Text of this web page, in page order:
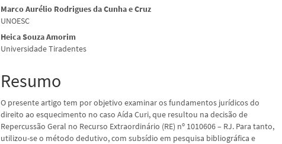
Conteúdo
do
artigo
principal
Marco Aurélio Rodrigues da Cunha e Cruz
UNOESC
Heica Souza Amorim
Universidade Tiradentes
Resumo
O presente artigo tem por objetivo examinar os fundamentos jurídicos do
direito ao esquecimento no caso Aída Curi, que resultou na decisão de
Repercussão Geral no Recurso Extraordinário (RE) nº 1010606 – RJ. Para tanto,
utilizou-se o método dedutivo, com subsídio em pesquisa bibliográfica e